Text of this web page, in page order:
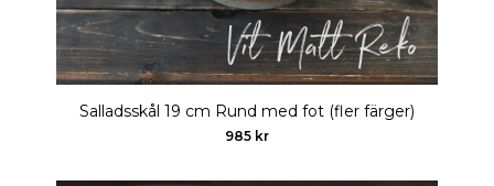
Salladsskål 19 cm Rund med fot (fler färger)
985 kr